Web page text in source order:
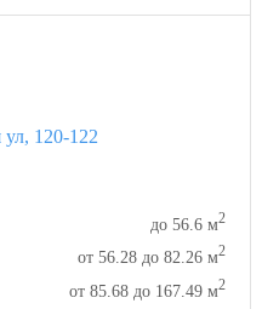
120-122
до 56.6 м2
от 56.28 до 82.26 м2
от 85.68 до 167.49 м2